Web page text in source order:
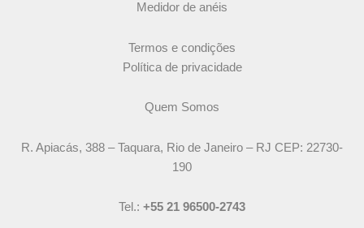
Medidor de anéis
Termos e condições
Política de privacidade
Quem Somos
R. Apiacás, 388 – Taquara, Rio de Janeiro – RJ CEP: 22730-
190
Tel.: +55 21 96500-2743